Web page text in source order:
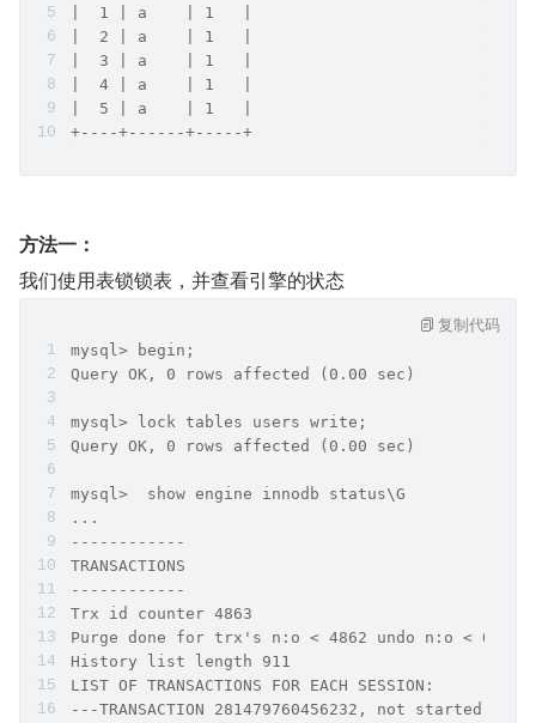
|  1 | a    | 1   |
|  2 | a    | 1   |
|  3 | a    | 1   |
|  4 | a    | 1   |
|  5 | a    | 1   |
+----+------+-----+
方法一：
我们使用表锁锁表，并查看引擎的状态
mysql> begin;
Query OK, 0 rows affected (0.00 sec)
mysql> lock tables users write;
Query OK, 0 rows affected (0.00 sec)
mysql>  show engine innodb status\G
...
------------
TRANSACTIONS
------------
Trx id counter 4863
Purge done for trx's n:o < 4862 undo n:o < 0
History list length 911
LIST OF TRANSACTIONS FOR EACH SESSION:
---TRANSACTION 281479760456232, not started
复制代码